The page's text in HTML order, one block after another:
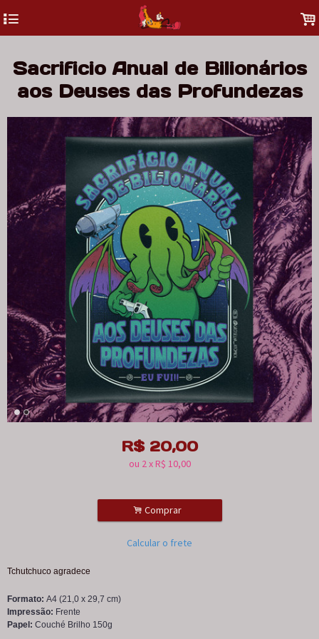
4 .
Sacrificio Anual de Bilionários
aos Deuses das Profundezas
R$ 20,00
ou 2xR$ 10,00
. Comprar
Calcular o frete
Tchutchuco agradece
Formato: A4 (21,0 x 29,7 cm)
Impressão: Frente
Papel: Couché Brilho 150g